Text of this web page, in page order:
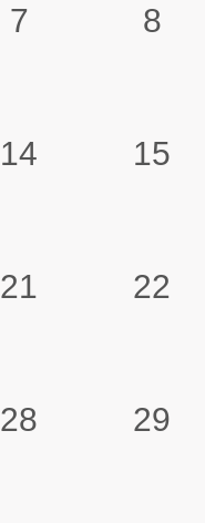
7 8
14 15
21 22
28 29